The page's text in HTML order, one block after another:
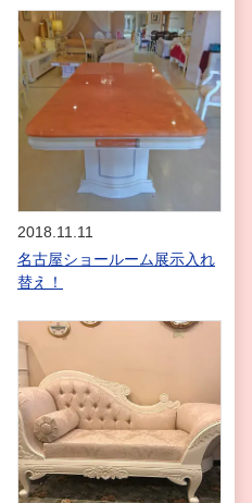
2018.11.11
名古屋ショールーム展示入れ
替え！